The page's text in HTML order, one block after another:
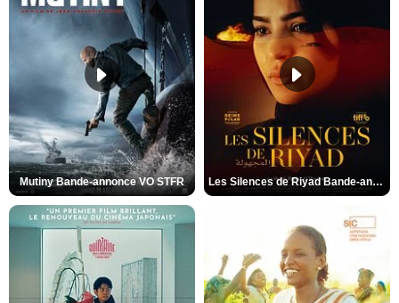
Mutiny Bande-annonce VO STFR Les Silences de Riyad Bande-annonce VO STFR